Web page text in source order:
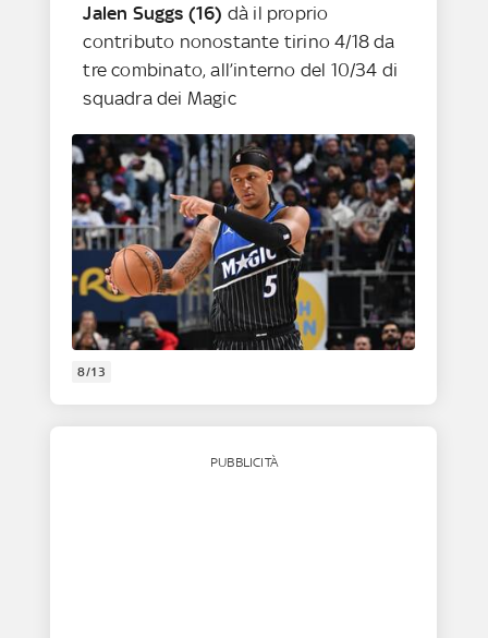
Jalen Suggs (16) dà il proprio
contributo nonostante tirino 4/18 da
tre combinato, all’interno del 10/34 di
squadra dei Magic
8/13
PUBBLICITÀ